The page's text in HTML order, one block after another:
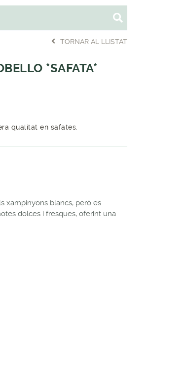
TORNAR AL LLISTAT
*SAFATA*
qualitat en safates.
xampinyons blancs, però es
dolces i fresques, oferint una